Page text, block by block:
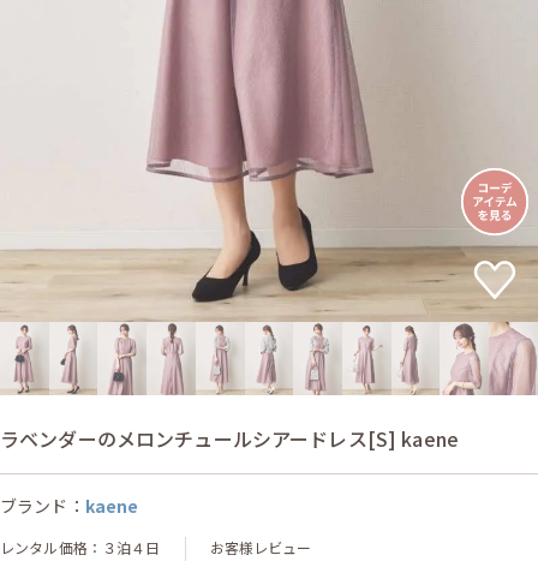
ラベンダーのメロンチュールシアードレス[S] kaene
ブランド： kaene
レンタル価格：３泊４日 お客様レビュー